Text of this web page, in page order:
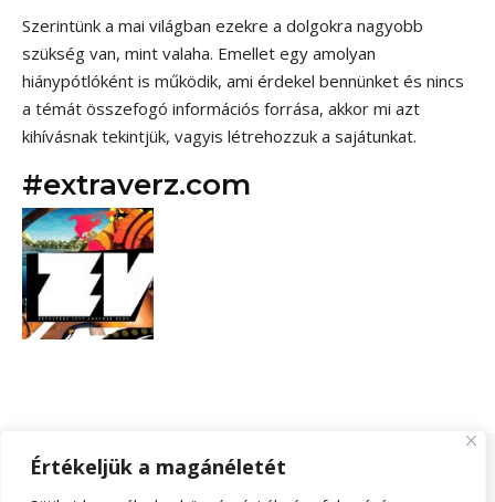
Értékeljük a magánéletét
Szerintünk a mai világban ezekre a dolgokra nagyobb
szükség van, mint valaha. Emellet egy amolyan
hiánypótlóként is működik, ami érdekel bennünket és nincs
a témát összefogó információs forrása, akkor mi azt
kihívásnak tekintjük, vagyis létrehozzuk a sajátunkat.
#extraverz.com